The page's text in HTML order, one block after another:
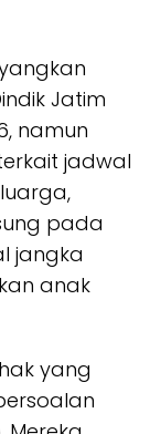
Jatim
namun
jadwal
pada
jangka
anak
yang